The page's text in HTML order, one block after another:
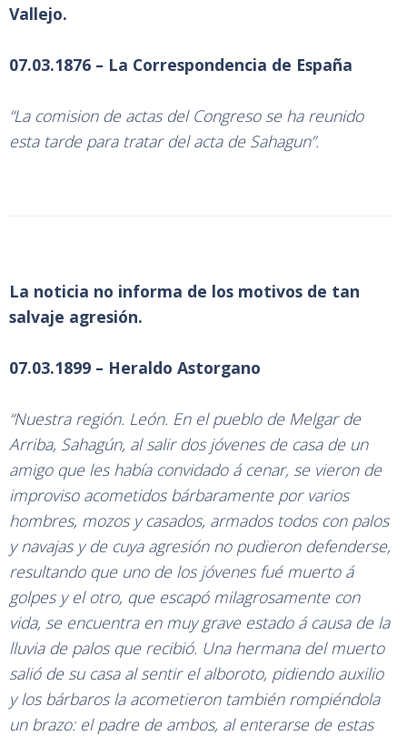
Vallejo.
07.03.1876 – La Correspondencia de España
“La comision de actas del Congreso se ha reunido
esta tarde para tratar del acta de Sahagun”.
La noticia no informa de los motivos de tan
salvaje agresión.
07.03.1899 – Heraldo Astorgano
“Nuestra región. León. En el pueblo de Melgar de
Arriba, Sahagún, al salir dos jóvenes de casa de un
amigo que les había convidado á cenar, se vieron de
improviso acometidos bárbaramente por varios
hombres, mozos y casados, armados todos con palos
y navajas y de cuya agresión no pudieron defenderse,
resultando que uno de los jóvenes fué muerto á
golpes y el otro, que escapó milagrosamente con
vida, se encuentra en muy grave estado á causa de la
lluvia de palos que recibió. Una hermana del muerto
salió de su casa al sentir el alboroto, pidiendo auxilio
y los bárbaros la acometieron también rompiéndola
un brazo: el padre de ambos, al enterarse de estas